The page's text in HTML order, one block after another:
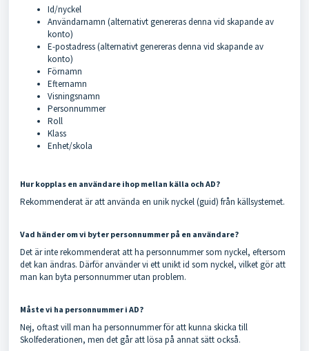
Id/nyckel
Användarnamn (alternativt genereras denna vid skapande av
konto)
E-postadress (alternativt genereras denna vid skapande av
konto)
Förnamn
Efternamn
Visningsnamn
Personnummer
Roll
Klass
Enhet/skola
Hur kopplas en användare ihop mellan källa och AD?
Rekommenderat är att använda en unik nyckel (guid) från källsystemet.
Vad händer om vi byter personnummer på en användare?
Det är inte rekommenderat att ha personnummer som nyckel, eftersom
det kan ändras. Därför använder vi ett unikt id som nyckel, vilket gör att
man kan byta personnummer utan problem.
Måste vi ha personnummer i AD?
Nej, oftast vill man ha personnummer för att kunna skicka till
Skolfederationen, men det går att lösa på annat sätt också.